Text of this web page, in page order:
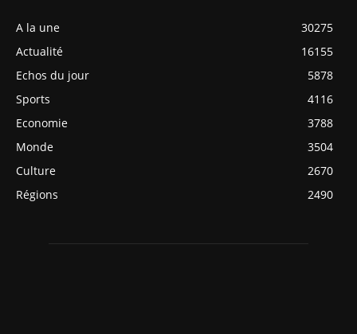
A la une
30275
Actualité
16155
Echos du jour
5878
Sports
4116
Economie
3788
Monde
3504
Culture
2670
Régions
2490